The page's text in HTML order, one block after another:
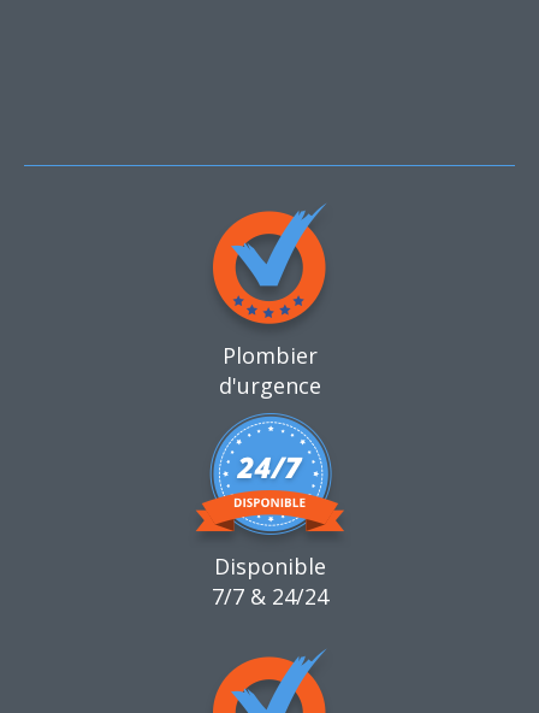
Plombier
d'urgence
Disponible
7/7 & 24/24